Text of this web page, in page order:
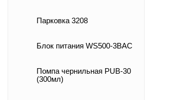
Парковка 3208
Блок питания WS500-3BAC
Помпа чернильная PUB-30
(300мл)